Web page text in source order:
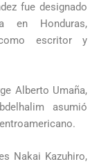
fue designado
en Honduras,
escritor y
Alberto Umaña,
asumió
Nakai Kazuhiro,